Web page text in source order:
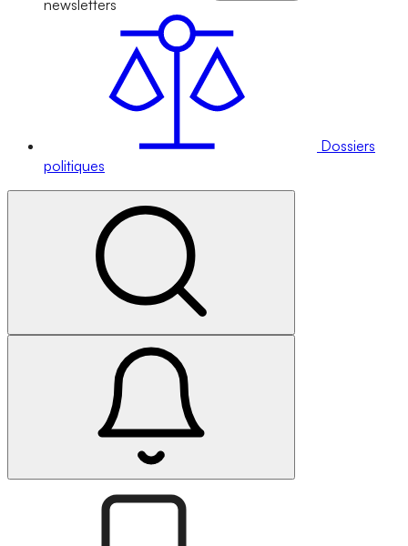
newsletters
Dossiers
politiques